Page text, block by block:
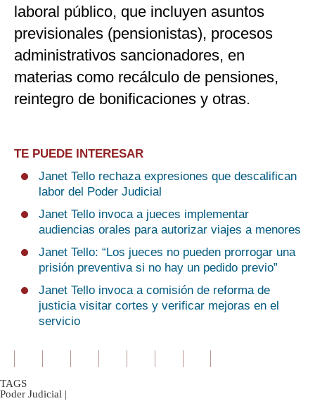
laboral público, que incluyen asuntos
previsionales (pensionistas), procesos
administrativos sancionadores, en
materias como recálculo de pensiones,
reintegro de bonificaciones y otras.
TE PUEDE INTERESAR
Janet Tello rechaza expresiones que descalifican
labor del Poder Judicial
Janet Tello invoca a jueces implementar
audiencias orales para autorizar viajes a menores
Janet Tello: “Los jueces no pueden prorrogar una
prisión preventiva si no hay un pedido previo”
Janet Tello invoca a comisión de reforma de
justicia visitar cortes y verificar mejoras en el
servicio
TAGS
Poder Judicial |